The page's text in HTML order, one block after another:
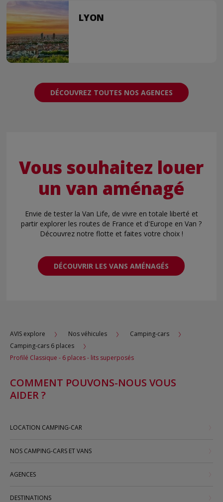
LYON
DÉCOUVREZ TOUTES NOS AGENCES
Vous souhaitez louer
un van aménagé
Envie de tester la Van Life, de vivre en totale liberté et
partir explorer les routes de France et d'Europe en Van ?
Découvrez notre flotte et faites votre choix !
DÉCOUVRIR LES VANS AMÉNAGÉS
AVIS explore Nos véhicules
Camping-cars
Camping-cars 6 places
Profilé Classique - 6 places - lits superposés
COMMENT POUVONS-NOUS VOUS
AIDER ?
LOCATION CAMPING-CAR
NOS CAMPING-CARS ET VANS
AGENCES
DESTINATIONS